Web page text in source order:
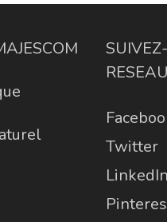
Twitter
LinkedIn